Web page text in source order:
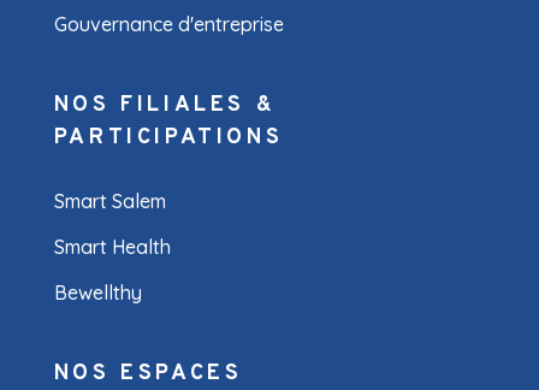
Gouvernance d'entreprise
NOS FILIALES &
PARTICIPATIONS
Smart Salem
Smart Health
Bewellthy
NOS ESPACES